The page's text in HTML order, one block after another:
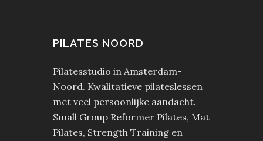
PILATES NOORD
Pilatesstudio in Amsterdam-
Noord. Kwalitatieve pilateslessen
met veel persoonlijke aandacht.
Small Group Reformer Pilates, Mat
Pilates, Strength Training en